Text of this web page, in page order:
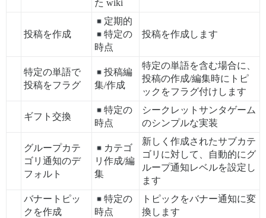
た wiki
投稿を作成
定期的
特定の
時点
投稿を作成します
特定の単語で
投稿をフラグ
投稿編
集/作成
特定の単語を含む場合に、
投稿の作成/編集時にトピ
ックをフラグ付けします
ギフト交換
特定の
時点
シークレットサンタゲーム
のシンプルな実装
グループカテ
ゴリ通知のデ
フォルト
カテゴ
リ作成/編
集
新しく作成されたサブカテ
ゴリに対して、自動的にグ
ループ通知レベルを設定し
ます
バナートピッ
クを作成
特定の
時点
トピックをバナー通知に変
換します